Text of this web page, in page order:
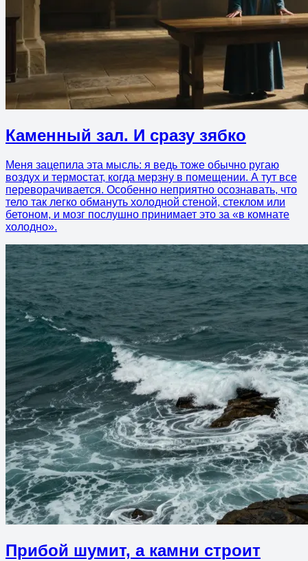
Каменный зал. И сразу зябко
Меня зацепила эта мысль: я ведь тоже обычно ругаю
воздух и термостат, когда мерзну в помещении. А тут все
переворачивается. Особенно неприятно осознавать, что
тело так легко обмануть холодной стеной, стеклом или
бетоном, и мозг послушно принимает это за «в комнате
холодно».
Прибой шумит, а камни строит